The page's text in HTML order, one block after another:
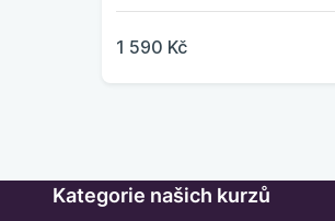
1 590 Kč
Kategorie našich kurzů